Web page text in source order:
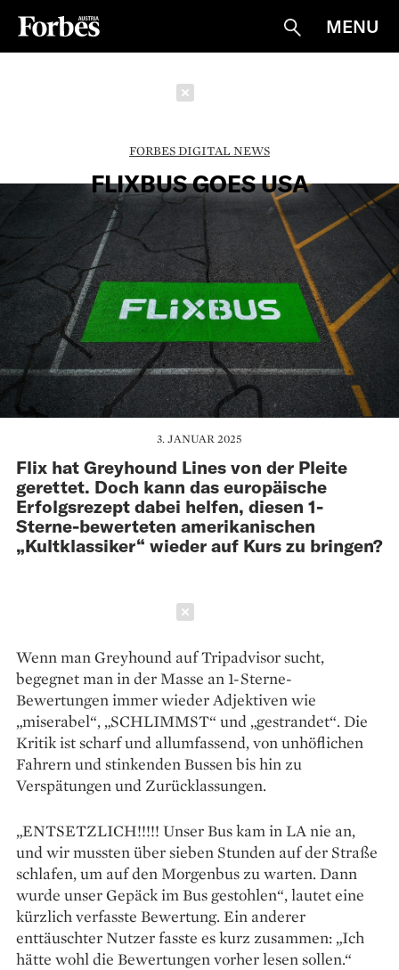
Suche
MENU
FORBES DIGITAL NEWS
FLIXBUS GOES USA
3. JANUAR 2025
Flix hat Greyhound Lines von der Pleite
gerettet. Doch kann das europäische
Erfolgsrezept dabei helfen, diesen 1-
Sterne-bewerteten amerikanischen
„Kultklassiker“ wieder auf Kurs zu bringen?
Wenn man Greyhound auf Tripadvisor sucht,
begegnet man in der Masse an 1-Sterne-
Bewertungen immer wieder Adjektiven wie
„miserabel“, „SCHLIMMST“ und „gestrandet“. Die
Kritik ist scharf und allumfassend, von unhöflichen
Fahrern und stinkenden Bussen bis hin zu
Verspätungen und Zurücklassungen.
„ENTSETZLICH!!!!! Unser Bus kam in LA nie an,
und wir mussten über sieben Stunden auf der Straße
schlafen, um auf den Morgenbus zu warten. Dann
wurde unser Gepäck im Bus gestohlen“, lautet eine
kürzlich verfasste Bewertung. Ein anderer
enttäuschter Nutzer fasste es kurz zusammen: „Ich
hätte wohl die Bewertungen vorher lesen sollen.“